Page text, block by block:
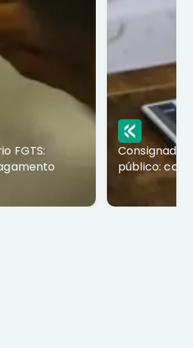
FGTS:
Consignado
público: